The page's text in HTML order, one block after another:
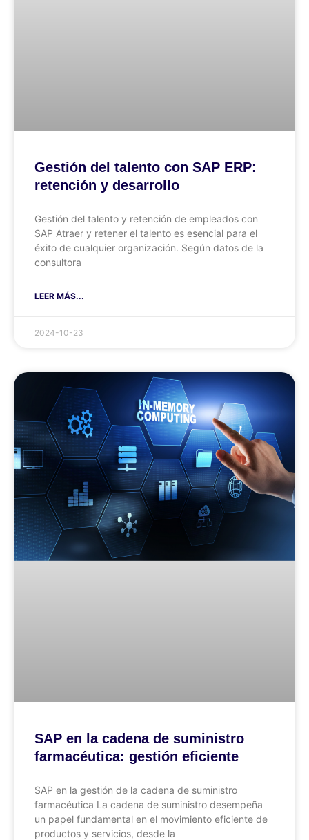
Gestión del talento con SAP ERP:
retención y desarrollo
Gestión del talento y retención de empleados con
SAP Atraer y retener el talento es esencial para el
éxito de cualquier organización. Según datos de la
consultora
LEER MÁS...
2024-10-23
SAP en la cadena de suministro
farmacéutica: gestión eficiente
SAP en la gestión de la cadena de suministro
farmacéutica La cadena de suministro desempeña
un papel fundamental en el movimiento eficiente de
productos y servicios, desde la